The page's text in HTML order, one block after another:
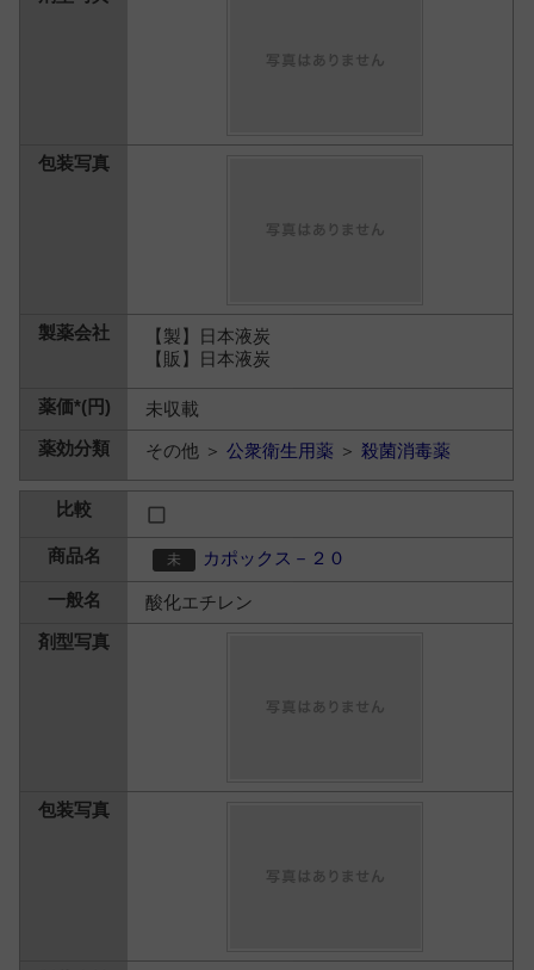
【製】日本液炭
【販】日本液炭
未収載
その他 ＞公衆衛生用薬 ＞ 殺菌消毒薬
カポックス－２０
酸化エチレン